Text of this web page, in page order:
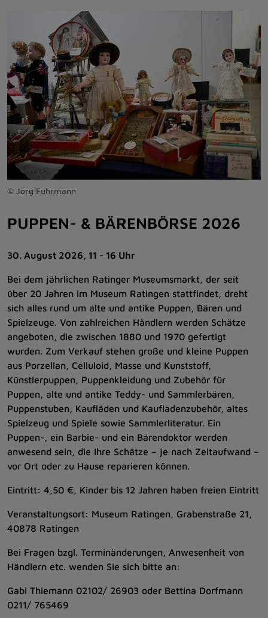
© Jörg Fuhrmann
PUPPEN- & BÄRENBÖRSE 2026
30. August 2026, 11 - 16 Uhr
Bei dem jährlichen Ratinger Museumsmarkt, der seit
über 20 Jahren im Museum Ratingen stattfindet, dreht
sich alles rund um alte und antike Puppen, Bären und
Spielzeuge. Von zahlreichen Händlern werden Schätze
angeboten, die zwischen 1880 und 1970 gefertigt
wurden. Zum Verkauf stehen große und kleine Puppen
aus Porzellan, Celluloid, Masse und Kunststoff,
Künstlerpuppen, Puppenkleidung und Zubehör für
Puppen, alte und antike Teddy- und Sammlerbären,
Puppenstuben, Kaufläden und Kaufladenzubehör, altes
Spielzeug und Spiele sowie Sammlerliteratur. Ein
Puppen-, ein Barbie- und ein Bärendoktor werden
anwesend sein, die Ihre Schätze – je nach Zeitaufwand –
vor Ort oder zu Hause reparieren können.
Eintritt: 4,50 €, Kinder bis 12 Jahren haben freien Eintritt
Veranstaltungsort: Museum Ratingen, Grabenstraße 21,
40878 Ratingen
Bei Fragen bzgl. Terminänderungen, Anwesenheit von
Händlern etc. wenden Sie sich bitte an:
Gabi Thiemann 02102/ 26903 oder Bettina Dorfmann
0211/ 765469